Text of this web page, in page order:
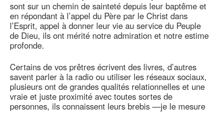
sont sur un chemin de sainteté depuis leur baptême et
en répondant à l’appel du Père par le Christ dans
l’Esprit, appel à donner leur vie au service du Peuple
de Dieu, ils ont mérité notre admiration et notre estime
profonde.
Certains de vos prêtres écrivent des livres, d’autres
savent parler à la radio ou utiliser les réseaux sociaux,
plusieurs ont de grandes qualités relationnelles et une
vraie et juste proximité avec toutes sortes de
personnes, ils connaissent leurs brebis —je le mesure